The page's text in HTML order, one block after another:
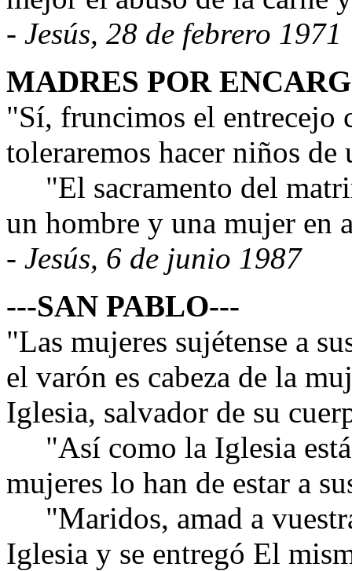
- Jesús, 28 de febrero 1971
MADRES POR
"Sí, fruncimos el entrecejo
toleraremos hacer niños de
"El sacramento del
un hombre y una mujer en
- Jesús, 6 de junio 1987
---SAN PABLO---
"Las mujeres sujétense a
el varón es cabeza de la
Iglesia, salvador de su
"Así como la Iglesia está
mujeres lo han de estar a
"Maridos, amad a
Iglesia y se entregó El